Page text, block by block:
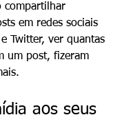
compartilhar
em redes sociais
Twitter, ver quantas
um post, fizeram
aos seus